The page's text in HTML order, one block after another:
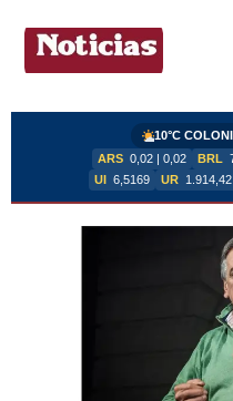
10°C
ARS 0,02 | 0,02 BRL
UI 6,5169 UR 1.914,42